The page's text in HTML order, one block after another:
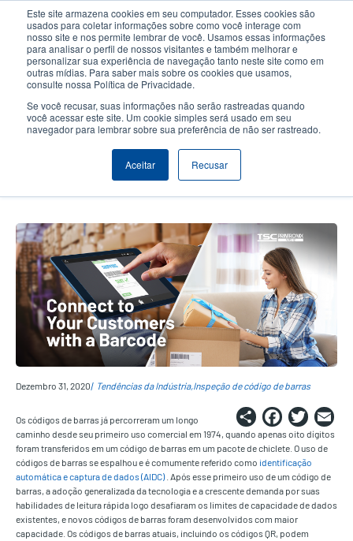
Este site armazena cookies em seu computador. Esses cookies são
usados para coletar informações sobre como você interage com
nosso site e nos permite lembrar de você. Usamos essas informações
para analisar o perfil de nossos visitantes e também melhorar e
personalizar sua experiência de navegação tanto neste site como em
outras mídias. Para saber mais sobre os cookies que usamos,
consulte nossa Política de Privacidade.
Se você recusar, suas informações não serão rastreadas quando
você acessar este site. Um cookie simples será usado em seu
navegador para lembrar sobre sua preferência de não ser rastreado.
Aceitar Recusar
conteúdo
principal
User
account
User
Header
Seletor de Produto Contactar Vendas
Usando o poder de um código de
barras para se conectar com seus
Dezembro 31, 2020 Tendências da Indústria Inspeção de código de barras
Share
Os códigos de barras já percorreram um longo
caminho desde seu primeiro uso comercial em 1974, quando apenas oito dígitos
foram transferidos em um código de barras em um pacote de chiclete. O uso de
códigos de barras se espalhou e é comumente referido como identificação
automática e captura de dados (AIDC). Após esse primeiro uso de um código de
barras, a adoção generalizada da tecnologia e a crescente demanda por suas
habilidades de leitura rápida logo desafiaram os limites de capacidade de dados
existentes, e novos códigos de barras foram desenvolvidos com maior
capacidade. Os códigos de barras atuais, incluindo os códigos QR, podem